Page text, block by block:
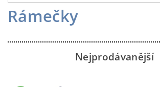
Rámečky
Nejprodávanější